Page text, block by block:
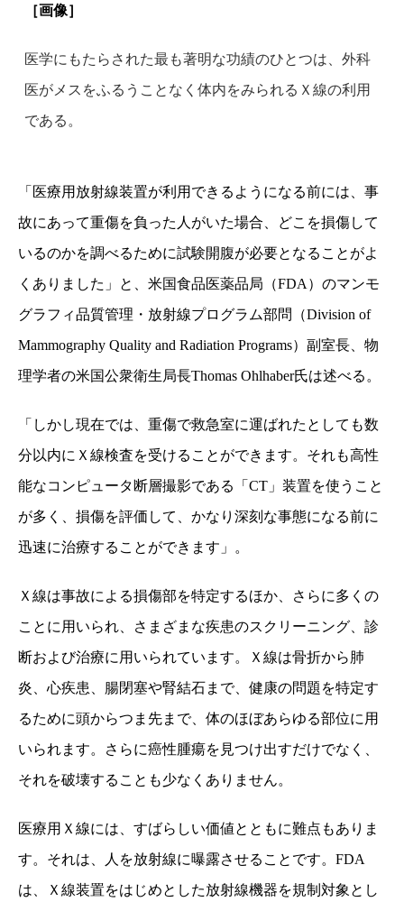
［画像］
医学にもたらされた最も著明な功績のひとつは、外科
医がメスをふるうことなく体内をみられるＸ線の利用
である。
「医療用放射線装置が利用できるようになる前には、事
故にあって重傷を負った人がいた場合、どこを損傷して
いるのかを調べるために試験開腹が必要となることがよ
くありました」と、米国食品医薬品局（FDA）のマンモ
グラフィ品質管理・放射線プログラム部問（Division of
Mammography Quality and Radiation Programs）副室長、物
理学者の米国公衆衛生局長Thomas Ohlhaber氏は述べる。
「しかし現在では、重傷で救急室に運ばれたとしても数
分以内にＸ線検査を受けることができます。それも高性
能なコンピュータ断層撮影である「CT」装置を使うこと
が多く、損傷を評価して、かなり深刻な事態になる前に
迅速に治療することができます」。
Ｘ線は事故による損傷部を特定するほか、さらに多くの
ことに用いられ、さまざまな疾患のスクリーニング、診
断および治療に用いられています。Ｘ線は骨折から肺
炎、心疾患、腸閉塞や腎結石まで、健康の問題を特定す
るために頭からつま先まで、体のほぼあらゆる部位に用
いられます。さらに癌性腫瘍を見つけ出すだけでなく、
それを破壊することも少なくありません。
医療用Ｘ線には、すばらしい価値とともに難点もありま
す。それは、人を放射線に曝露させることです。FDA
は、Ｘ線装置をはじめとした放射線機器を規制対象とし